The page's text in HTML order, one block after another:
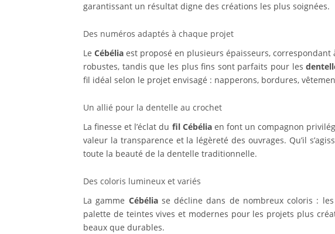
garantissant un résultat digne des créations les plus soignées.
Des numéros adaptés à chaque projet
LeCébélia est proposé en plusieurs épaisseurs,
robustes, tandis que les plus fins sont parfaits pour les
fil idéal selon le projet envisagé : napperons, bordures,
Un allié pour la dentelle au crochet
La finesse et l’éclat du fil Cébéliaen font un compagnon
valeur la transparence et la légèreté des ouvrages. Qu’il
toute la beauté de la dentelle traditionnelle.
Des coloris lumineux et variés
La gamme Cébéliase décline dans de nombreux coloris :
palette de teintes vives et modernes pour les projets plus
beaux que durables.